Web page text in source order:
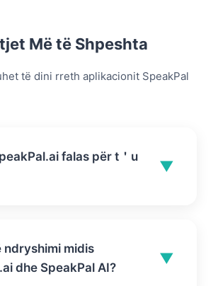
Më të Shpeshta
të dini rreth aplikacionit SpeakPal
falas për t＇u
▼
SpeakPal dhe filloni
të të mësuarit të gjuhës sot.
ndryshimi midis
dhe SpeakPal AI?
▼